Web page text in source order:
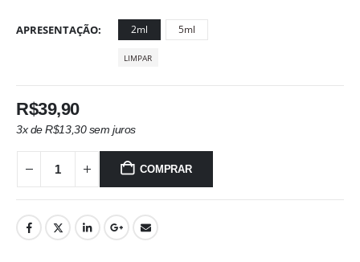
APRESENTAÇÃO 2ml 5ml
LIMPAR
R$39,90
3x deR$13,30sem juros
COMPRAR